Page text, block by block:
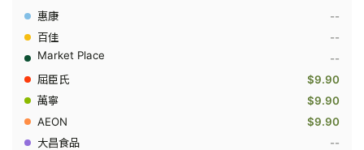
殺
濕
紙
巾
10
--
--
--
$9.90
$9.90
$9.90
--